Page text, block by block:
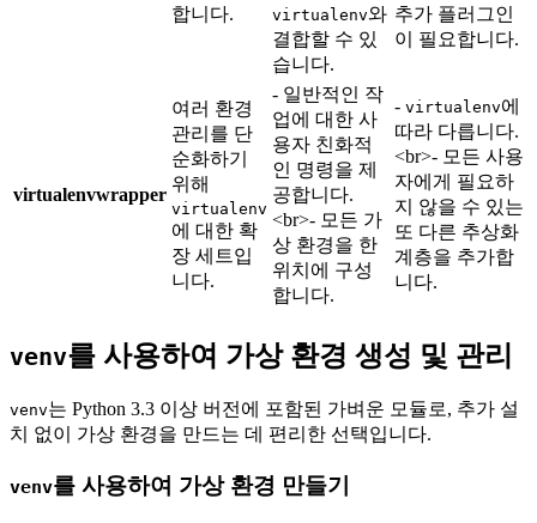
합니다.
virtualenv와
결합할 수 있
습니다.
추가 플러그인
이 필요합니다.
virtualenvwrapper
여러 환경
관리를 단
순화하기
위해
virtualenv
에 대한 확
장 세트입
니다.
- 일반적인 작
업에 대한 사
용자 친화적
인 명령을 제
공합니다.
<br>- 모든 가
상 환경을 한
위치에 구성
합니다.
- virtualenv에
따라 다릅니다.
<br>- 모든 사용
자에게 필요하
지 않을 수 있는
또 다른 추상화
계층을 추가합
니다.
venv를 사용하여 가상 환경 생성 및 관리
venv는 Python 3.3 이상 버전에 포함된 가벼운 모듈로, 추가 설
치 없이 가상 환경을 만드는 데 편리한 선택입니다.
venv를 사용하여 가상 환경 만들기